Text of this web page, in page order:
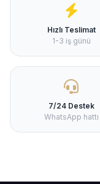
Hızlı Teslimat
1-3 iş günü
7/24 Destek
WhatsApp hattı